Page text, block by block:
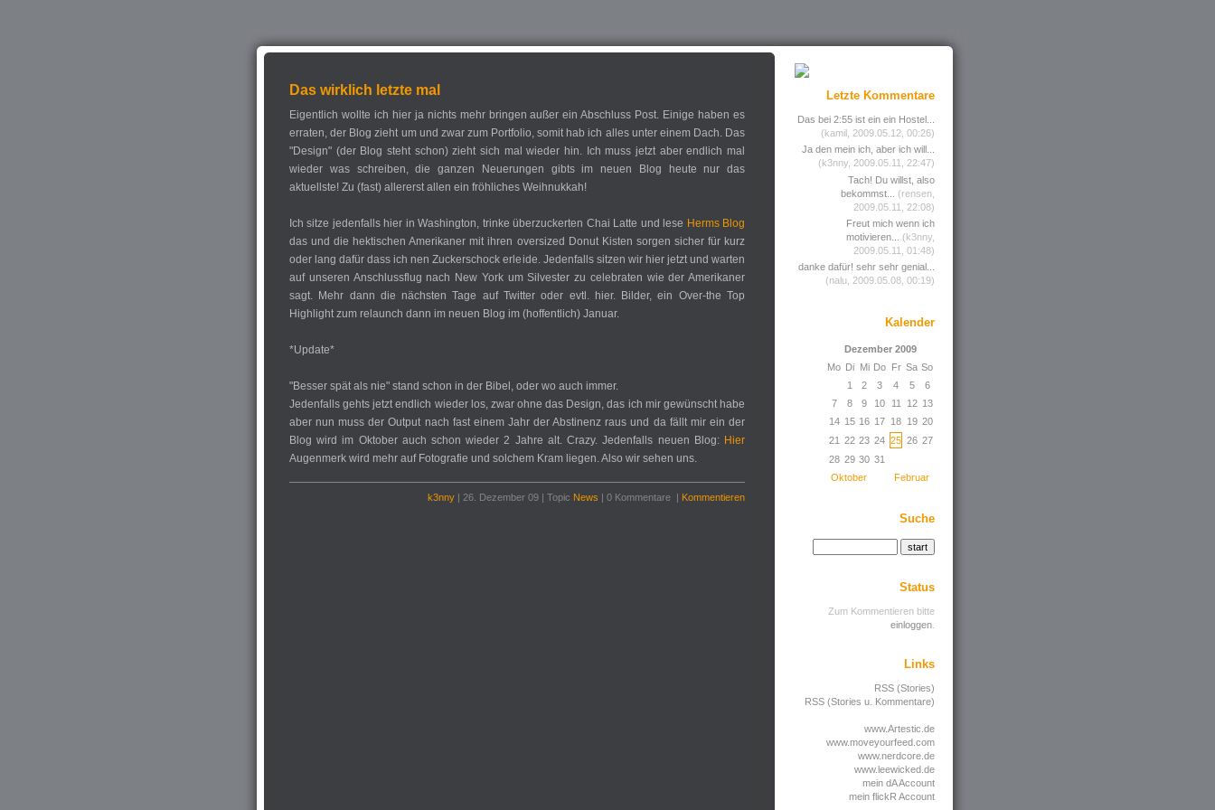
Das wirklich letzte mal
Eigentlich wollte ich hier ja nichts mehr bringen außer ein Abschluss Post. Einige haben es
erraten, der Blog zieht um und zwar zum Portfolio, somit hab ich alles unter einem Dach. Das
"Design" (der Blog steht schon) zieht sich mal wieder hin. Ich muss jetzt aber endlich mal
wieder was schreiben, die ganzen Neuerungen gibts im neuen Blog heute nur das
aktuellste! Zu (fast) allererst allen ein fröhliches Weihnukkah!
Ich sitze jedenfalls hier in Washington, trinke überzuckerten Chai Latte und lese Herms Blog
das und die hektischen Amerikaner mit ihren oversized Donut Kisten sorgen sicher für kurz
oder lang dafür dass ich nen Zuckerschock erleide. Jedenfalls sitzen wir hier jetzt und warten
auf unseren Anschlussflug nach New York um Silvester zu celebraten wie der Amerikaner
sagt. Mehr dann die nächsten Tage auf Twitter oder evtl. hier. Bilder, ein Over-the Top
Highlight zum relaunch dann im neuen Blog im (hoffentlich) Januar.
*Update*
"Besser spät als nie" stand schon in der Bibel, oder wo auch immer.
Jedenfalls gehts jetzt endlich wieder los, zwar ohne das Design, das ich mir gewünscht habe
aber nun muss der Output nach fast einem Jahr der Abstinenz raus und da fällt mir ein der
Blog wird im Oktober auch schon wieder 2 Jahre alt. Crazy. Jedenfalls neuen Blog: Hier
Augenmerk wird mehr auf Fotografie und solchem Kram liegen. Also wir sehen uns.
k3nny | 26. Dezember 09 | Topic News | 0 Kommentare | Kommentieren
Letzte Kommentare
Das bei 2:55 ist ein ein Hostel...
(kamil, 2009.05.12, 00:26)
Ja den mein ich, aber ich will...
(k3nny, 2009.05.11, 22:47)
Tach! Du willst, also
bekommst...
(rensen,
2009.05.11, 22:08)
Freut mich wenn ich
motivieren...
(k3nny,
2009.05.11, 01:48)
danke dafür! sehr sehr genial...
(nalu, 2009.05.08, 00:19)
Kalender
Dezember 2009
Mo Di Mi Do Fr Sa So
1
2 3 4 5
6
7
8 9 10 11 12 13
14 15 16 17 18 19 20
21 22 23 24 25 26 27
28 29 30 31
Oktober
Februar
Suche
Status
Zum Kommentieren bitte
einloggen.
Links
RSS (Stories)
RSS (Stories u. Kommentare)
www.Artestic.de
www.moveyourfeed.com
www.nerdcore.de
www.leewicked.de
mein dA Account
mein flickR Account